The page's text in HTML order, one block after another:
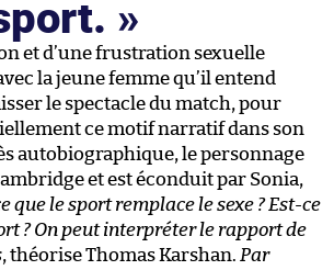
et d’une frustration sexuelle
la jeune femme qu’il entend
le spectacle du match, pour
ce motif narratif dans son
autobiographique, le personnage
et est éconduit par Sonia,
que le sport remplace le sexe ? Est-ce
? On peut interpréter le rapport de
, théorise Thomas Karshan. Par